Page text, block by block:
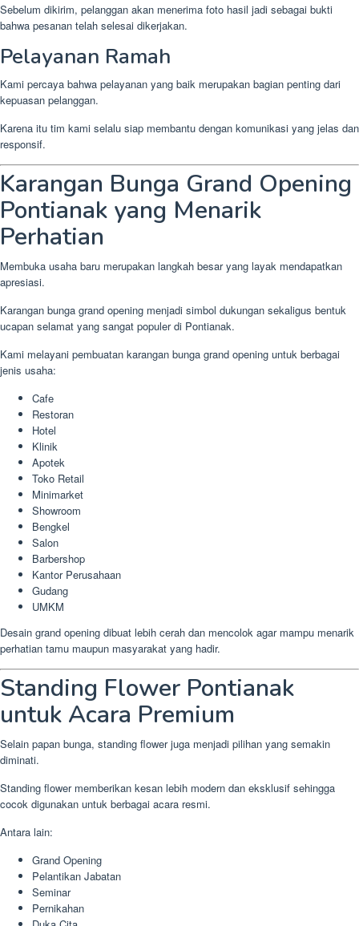
Sebelum dikirim, pelanggan akan menerima foto hasil jadi sebagai bukti
bahwa pesanan telah selesai dikerjakan.
Pelayanan Ramah
Kami percaya bahwa pelayanan yang baik merupakan bagian penting dari
kepuasan pelanggan.
Karena itu tim kami selalu siap membantu dengan komunikasi yang jelas dan
responsif.
Karangan Bunga Grand Opening
Pontianak yang Menarik
Perhatian
Membuka usaha baru merupakan langkah besar yang layak mendapatkan
apresiasi.
Karangan bunga grand opening menjadi simbol dukungan sekaligus bentuk
ucapan selamat yang sangat populer di Pontianak.
Kami melayani pembuatan karangan bunga grand opening untuk berbagai
jenis usaha:
Cafe
Restoran
Hotel
Klinik
Apotek
Toko Retail
Minimarket
Showroom
Bengkel
Salon
Barbershop
Kantor Perusahaan
Gudang
UMKM
Desain grand opening dibuat lebih cerah dan mencolok agar mampu menarik
perhatian tamu maupun masyarakat yang hadir.
Standing Flower Pontianak
untuk Acara Premium
Selain papan bunga, standing flower juga menjadi pilihan yang semakin
diminati.
Standing flower memberikan kesan lebih modern dan eksklusif sehingga
cocok digunakan untuk berbagai acara resmi.
Antara lain:
Grand Opening
Pelantikan Jabatan
Seminar
Pernikahan